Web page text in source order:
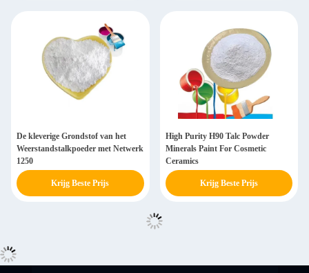
De kleverige Grondstof van het
Weerstandstalkpoeder met Netwerk
1250
Krijg Beste Prijs
High Purity H90 Talc Powder
Minerals Paint For Cosmetic
Ceramics
Krijg Beste Prijs